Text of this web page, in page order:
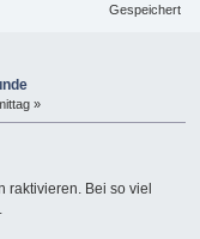
Gespeichert
»
raktivieren. Bei so viel